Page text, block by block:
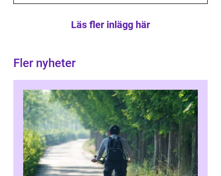
Läs fler inlägg här
Fler nyheter